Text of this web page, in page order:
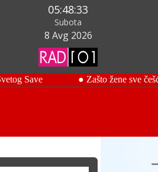
05:48:35
Subota
8 Avg 2026